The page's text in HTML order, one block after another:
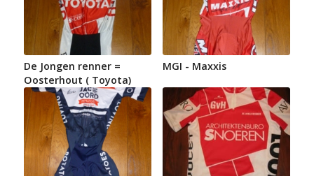
De Jongen renner =
Oosterhout ( Toyota)
MGI - Maxxis